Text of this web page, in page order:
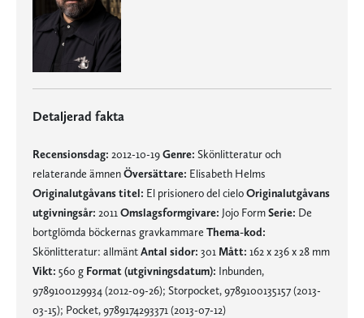
Detaljerad fakta
Recensionsdag: 2012-10-19Genre: Skönlitteratur och
relaterande ämnenÖversättare: Elisabeth Helms
Originalutgåvans titel: El prisionero del cieloOriginalutgåvans
utgivningsår: 2011Omslagsformgivare: Jojo FormSerie: De
bortglömda böckernas gravkammare Thema-kod:
Skönlitteratur: allmäntAntal sidor: 301 Mått: 162 x 236 x 28 mm
Vikt: 560 g Format (utgivningsdatum): Inbunden,
9789100129934 (2012-09-26); Storpocket, 9789100135157 (2013-
03-15); Pocket, 9789174293371 (2013-07-12)